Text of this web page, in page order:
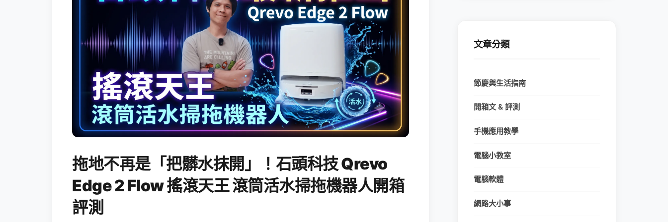
拖地不再是「把髒水抹開」！石頭科技 Qrevo
Edge 2 Flow 搖滾天王 滾筒活水掃拖機器人開箱
評測
文章分類
節慶與生活指南
開箱文 & 評測
手機應用教學
電腦小教室
電腦軟體
網路大小事